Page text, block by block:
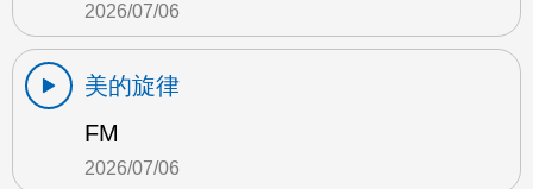
2026/07/06
美的旋律
FM
2026/07/06